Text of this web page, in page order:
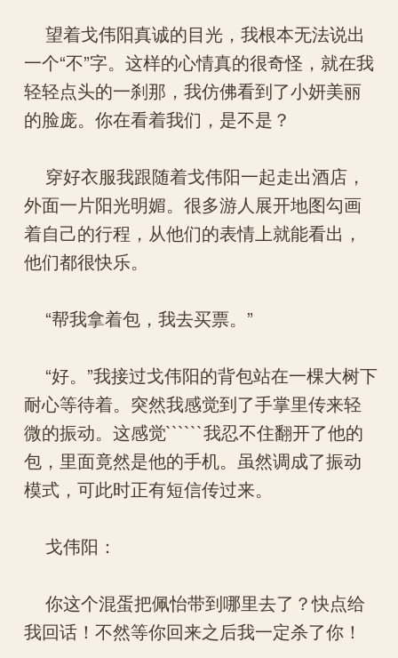
望着戈伟阳真诚的目光，我根本无法说出
一个“不”字。这样的心情真的很奇怪，就在我
轻轻点头的一刹那，我仿佛看到了小妍美丽
的脸庞。你在看着我们，是不是？
穿好衣服我跟随着戈伟阳一起走出酒店，
外面一片阳光明媚。很多游人展开地图勾画
着自己的行程，从他们的表情上就能看出，
他们都很快乐。
“帮我拿着包，我去买票。”
“好。”我接过戈伟阳的背包站在一棵大树下
耐心等待着。突然我感觉到了手掌里传来轻
微的振动。这感觉``````我忍不住翻开了他的
包，里面竟然是他的手机。虽然调成了振动
模式，可此时正有短信传过来。
戈伟阳：
你这个混蛋把佩怡带到哪里去了？快点给
我回话！不然等你回来之后我一定杀了你！